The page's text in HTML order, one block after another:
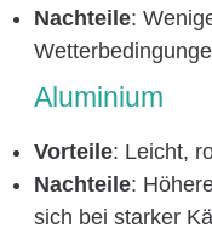
Nachteile:
Aluminium
Vorteile: Leicht,
Nachteile:
sich bei starker